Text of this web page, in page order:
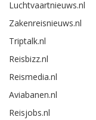
Luchtvaartnieuws.nl
Zakenreisnieuws.nl
Triptalk.nl
Reisbizz.nl
Reismedia.nl
Aviabanen.nl
Reisjobs.nl